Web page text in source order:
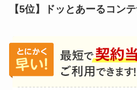
【5位】ドッとあーるコン